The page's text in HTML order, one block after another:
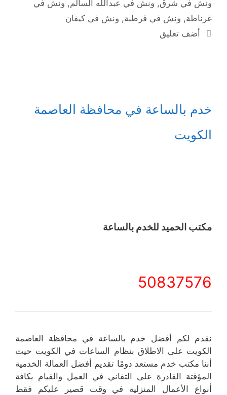
ونش في شرق, ونش في عبدالله السالم, ونش في
غرناطة, ونش في قرطبة, ونش في كيفان
أضف تعليق
خدم بالساعة في محافظة العاصمة
الكويت
مكتب الحميد للخدم بالساعة
50837576
نقدم لكم أفضل خدم بالساعة في محافظة العاصمة
الكويت على الاطلاق بنظام الساعات في الكويت حيث
أننا مكتب خدم مستعد دومًا تقديم أفضل العمالة الخدمية
المؤقتة القادرة على التفاني في العمل والقيام بكافة
أنواع الأعمال المنزلية في وقت قصير عليكم فقط